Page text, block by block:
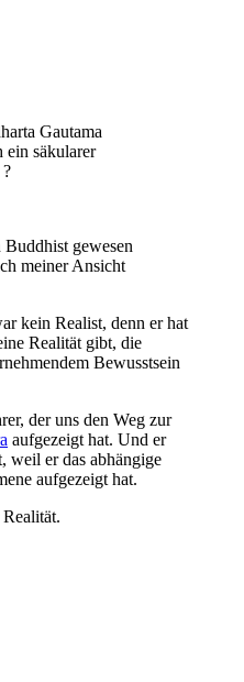
Gautama
ein säkularer
gewesen
meiner Ansicht
kein Realist, denn er hat
Realität gibt, die
Bewusstsein
der uns den Weg zur
aufgezeigt hat. Und er
weil er das abhängige
aufgezeigt hat.